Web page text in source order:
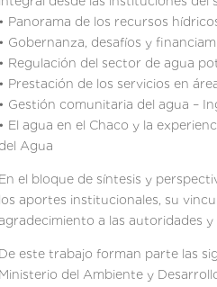
• Panorama de los recursos
• Gobernanza, desafíos y
• Regulación del sector de agua
• Prestación de los servicios en
• Gestión comunitaria del agua –
• El agua en el Chaco y la
del Agua
En el bloque de síntesis y
los aportes institucionales, su
a las autoridades y
De este trabajo forman parte las
Ministerio del Ambiente y